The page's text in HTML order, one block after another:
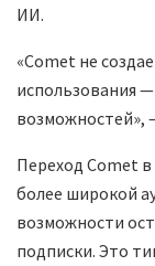
ИИ.
«Comet не
использования
возможностей»,
Переход Comet
более широкой
возможности
подписки. Это